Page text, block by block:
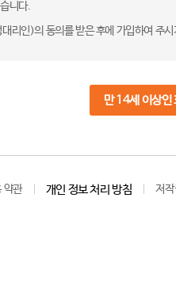
니다.
리인)의 동의를 받은 후에 가입하여 주
만 14세 이상인
약관 개인 정보 처리 방침 저